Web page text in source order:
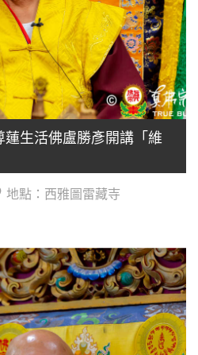
蓮生活佛盧勝彥開講「維
地點：西雅圖雷藏寺